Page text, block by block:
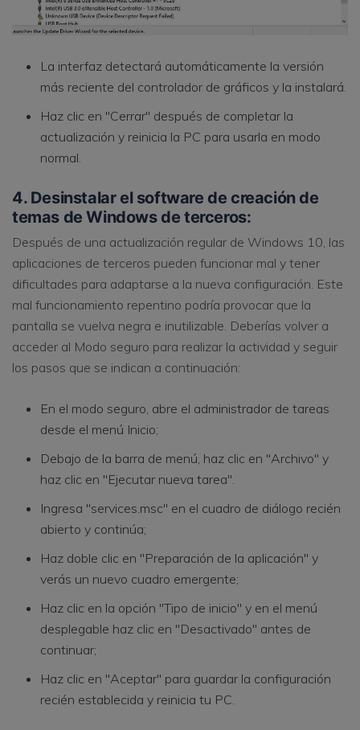
La interfaz detectará automáticamente la versión
más reciente del controlador de gráficos y la instalará.
Haz clic en "Cerrar" después de completar la
actualización y reinicia la PC para usarla en modo
normal.
4. Desinstalar el software de creación de
temas de Windows de terceros:
Después de una actualización regular de Windows 10, las
aplicaciones de terceros pueden funcionar mal y tener
dificultades para adaptarse a la nueva configuración. Este
mal funcionamiento repentino podría provocar que la
pantalla se vuelva negra e inutilizable. Deberías volver a
acceder al Modo seguro para realizar la actividad y seguir
los pasos que se indican a continuación:
En el modo seguro, abre el administrador de tareas
desde el menú Inicio;
Debajo de la barra de menú, haz clic en "Archivo" y
haz clic en "Ejecutar nueva tarea".
Ingresa "services.msc" en el cuadro de diálogo recién
abierto y continúa;
Haz doble clic en "Preparación de la aplicación" y
verás un nuevo cuadro emergente;
Haz clic en la opción "Tipo de inicio" y en el menú
desplegable haz clic en "Desactivado" antes de
continuar;
Haz clic en "Aceptar" para guardar la configuración
recién establecida y reinicia tu PC.